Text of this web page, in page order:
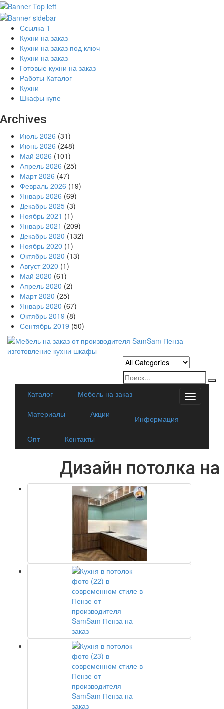
Ссылка 1
Кухни на заказ
Кухни на заказ под ключ
Кухни на заказ
Готовые кухни на заказ
Работы Каталог
Кухни
Шкафы купе
Archives
Июль 2026 (31)
Июнь 2026 (248)
Май 2026 (101)
Апрель 2026 (25)
Март 2026 (47)
Февраль 2026 (19)
Январь 2026 (69)
Декабрь 2025 (3)
Ноябрь 2021 (1)
Январь 2021 (209)
Декабрь 2020 (132)
Ноябрь 2020 (1)
Октябрь 2020 (13)
Август 2020 (1)
Май 2020 (61)
Апрель 2020 (2)
Март 2020 (25)
Январь 2020 (67)
Октябрь 2019 (8)
Сентябрь 2019 (50)
Categories
Каталог
Мебель на заказ
Материалы
Акции
Информация
Опт
Контакты
Дизайн потолка